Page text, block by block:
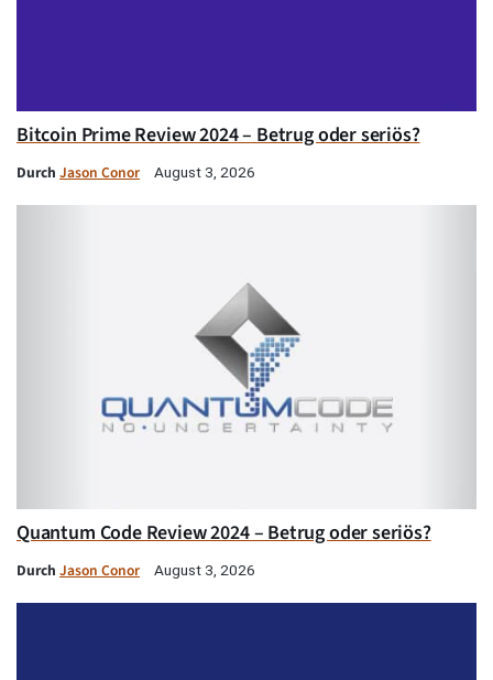
Bitcoin Prime Review 2024 – Betrug oder seriös?
Durch Jason Conor August 3, 2026
Quantum Code Review 2024 – Betrug oder seriös?
Durch Jason Conor August 3, 2026